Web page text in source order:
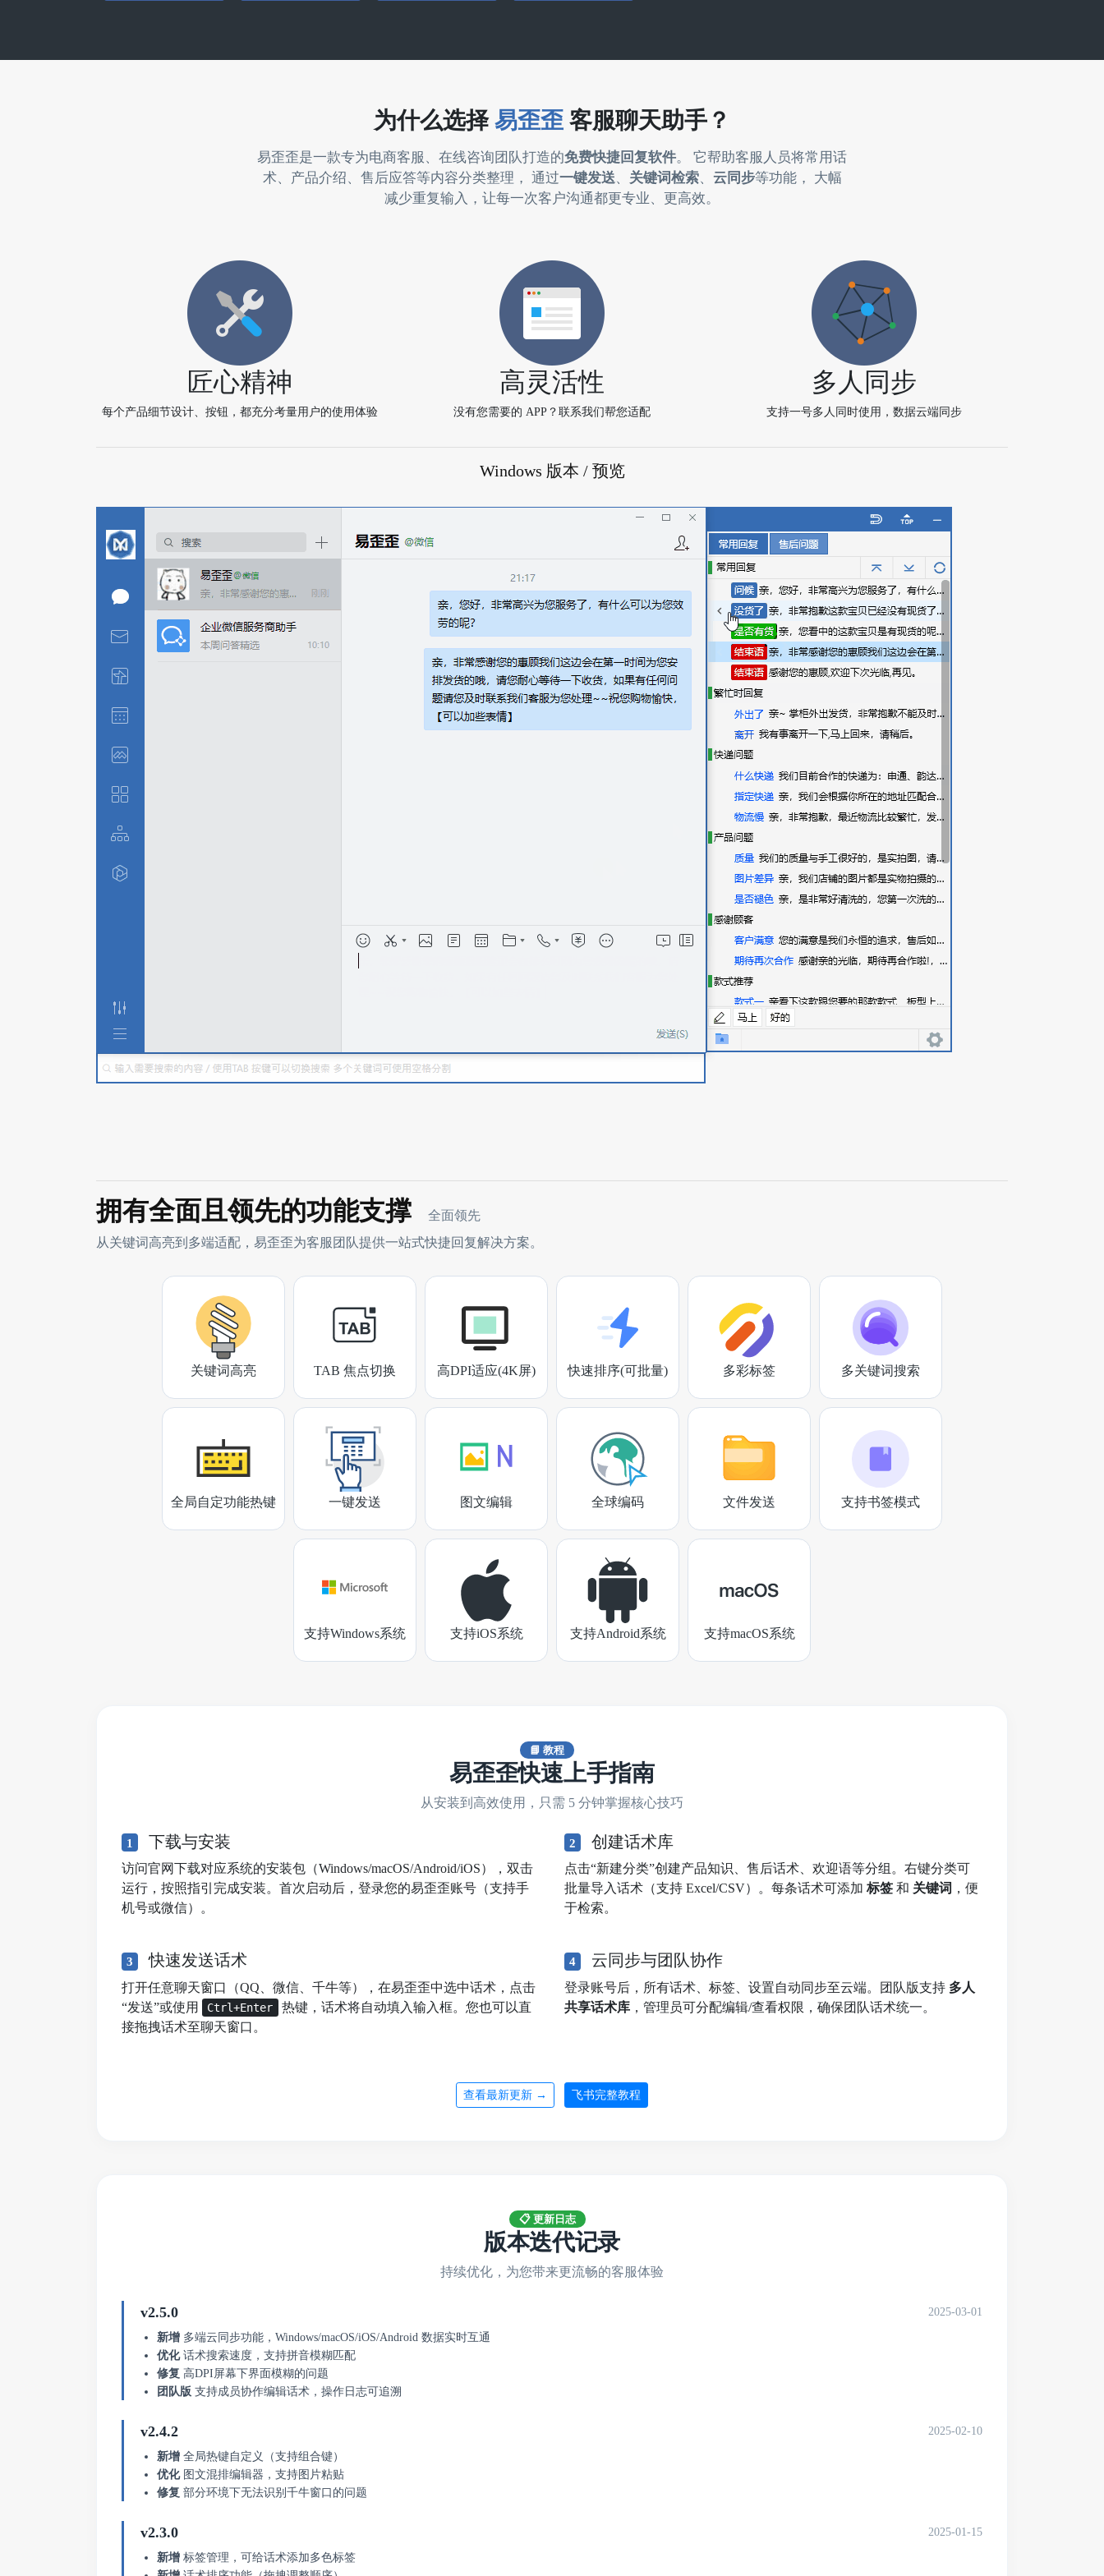
为什么选择 易歪歪 客服聊天助手？
易歪歪是一款专为电商客服、在线咨询团队打造的免费快捷回复软件 。 它帮助客服人员将常用话
术、产品介绍、售后应答等内容分类整理， 通过一键发送 关键词检索、 云同步等功能， 大幅
减少重复输入，让每一次客户沟通都更专业、更高效。
匠心精神
每个产品细节设计、按钮，都充分考量用户的使用体验
高灵活性
没有您需要的 APP？联系我们帮您适配
多人同步
支持一号多人同时使用，数据云端同步
Windows 版本 / 预览
拥有全面且领先的功能支撑 全面领先
从关键词高亮到多端适配，易歪歪为客服团队提供一站式快捷回复解决方案。
关键词高亮 TAB 焦点切换 高DPI适应(4K屏) 快速排序(可批量) 多彩标签 多关键词搜索
全局自定功能热键 一键发送 图文编辑 全球编码 文件发送 支持书签模式
支持Windows系统 支持iOS系统 支持Android系统 支持macOS系统
📘 教程
易歪歪快速上手指南
从安装到高效使用，只需 5 分钟掌握核心技巧
1 下载与安装
访问官网下载对应系统的安装包（Windows/macOS/Android/iOS），双击
运行，按照指引完成安装。首次启动后，登录您的易歪歪账号（支持手
机号或微信）。
2 创建话术库
点击“新建分类”创建产品知识、售后话术、欢迎语等分组。右键分类可
批量导入话术（支持 Excel/CSV）。每条话术可添加 标签 和 关键词 ，便
于检索。
3 快速发送话术
打开任意聊天窗口（QQ、微信、千牛等），在易歪歪中选中话术，点击
“发送”或使用
Ctrl+Enter
热键，话术将自动填入输入框。您也可以直
接拖拽话术至聊天窗口。
4 云同步与团队协作
登录账号后，所有话术、标签、设置自动同步至云端。团队版支持 多人
共享话术库 ，管理员可分配编辑/查看权限，确保团队话术统一。
查看最新更新 → 飞书完整教程
📋 更新日志
版本迭代记录
持续优化，为您带来更流畅的客服体验
v2.5.0 2025-03-01
新增 多端云同步功能，Windows/macOS/iOS/Android 数据实时互通
优化话术搜索速度，支持拼音模糊匹配
修复 高DPI屏幕下界面模糊的问题
团队版 支持成员协作编辑话术，操作日志可追溯
v2.4.2 2025-02-10
新增 全局热键自定义（支持组合键）
优化图文混排编辑器，支持图片粘贴
修复 部分环境下无法识别千牛窗口的问题
v2.3.0 2025-01-15
新增 标签管理，可给话术添加多色标签